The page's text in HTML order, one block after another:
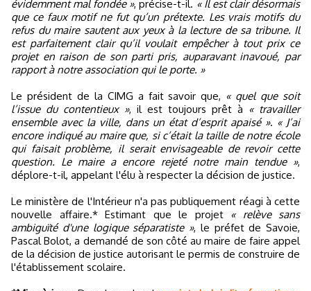
évidemment mal fondée », précise-t-il. « Il est clair désormais
que ce faux motif ne fut qu’un prétexte. Les vrais motifs du
refus du maire sautent aux yeux à la lecture de sa tribune. Il
est parfaitement clair qu’il voulait empêcher à tout prix ce
projet en raison de son parti pris, auparavant inavoué, par
rapport à notre association qui le porte. »
Le président de la CIMG a fait savoir que, « quel que soit
l’issue du contentieux », il est toujours prêt à « travailler
ensemble avec la ville, dans un état d’esprit apaisé ». « J’ai
encore indiqué au maire que, si c’était la taille de notre école
qui faisait problème, il serait envisageable de revoir cette
question. Le maire a encore rejeté notre main tendue »,
déplore-t-il, appelant l'élu à respecter la décision de justice.
Le ministère de l'Intérieur n'a pas publiquement réagi à cette
nouvelle affaire.* Estimant que le projet
« relève sans
ambiguïté d'une logique séparatiste », le préfet de Savoie,
Pascal Bolot, a demandé de son côté au maire de faire appel
de la décision de justice autorisant le permis de construire de
l'établissement scolaire.